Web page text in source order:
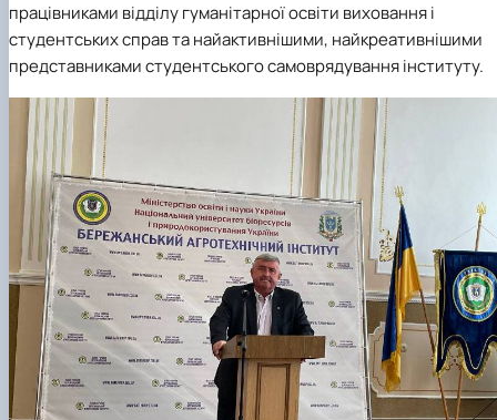
працівниками відділу гуманітарної освіти виховання і
студентських справ та найактивнішими, найкреативнішими
представниками студентського самоврядування інституту.